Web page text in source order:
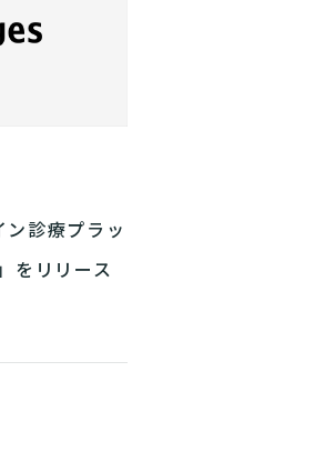
ン診療プラッ
をリリース